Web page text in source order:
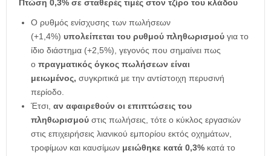
Πτώση 0,3% σε σταθερές τιμές στον τζίρο του κλάδου
Ο ρυθμός ενίσχυσης των πωλήσεων
(+1,4%) υπολείπεται του ρυθμού πληθωρισμού για το
ίδιο διάστημα (+2,5%), γεγονός που σημαίνει πως
ο πραγματικός όγκος πωλήσεων είναι
μειωμένος, συγκριτικά με την αντίστοιχη περυσινή
περίοδο.
Έτσι, αν αφαιρεθούν οι επιπτώσεις του
πληθωρισμού στις πωλήσεις, τότε ο κύκλος εργασιών
στις επιχειρήσεις λιανικού εμπορίου εκτός οχημάτων,
τροφίμων και καυσίμων μειώθηκε κατά 0,3% κατά το